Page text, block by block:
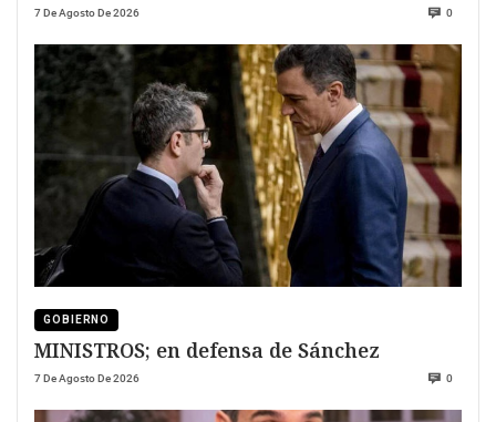
7 De Agosto De 2026 0
GOBIERNO
MINISTROS; en defensa de Sánchez
7 De Agosto De 2026 0